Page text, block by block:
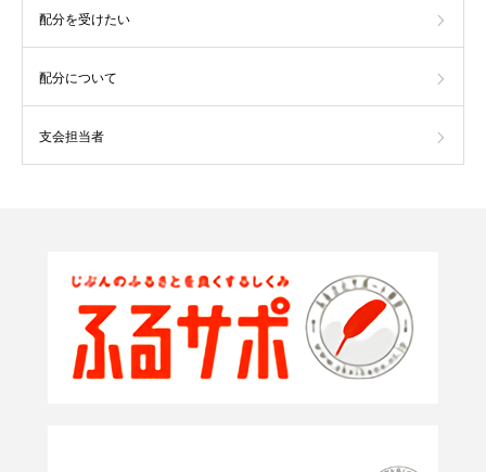
配分を受けたい
配分について
支会担当者